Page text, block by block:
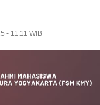
- 11:11 WIB